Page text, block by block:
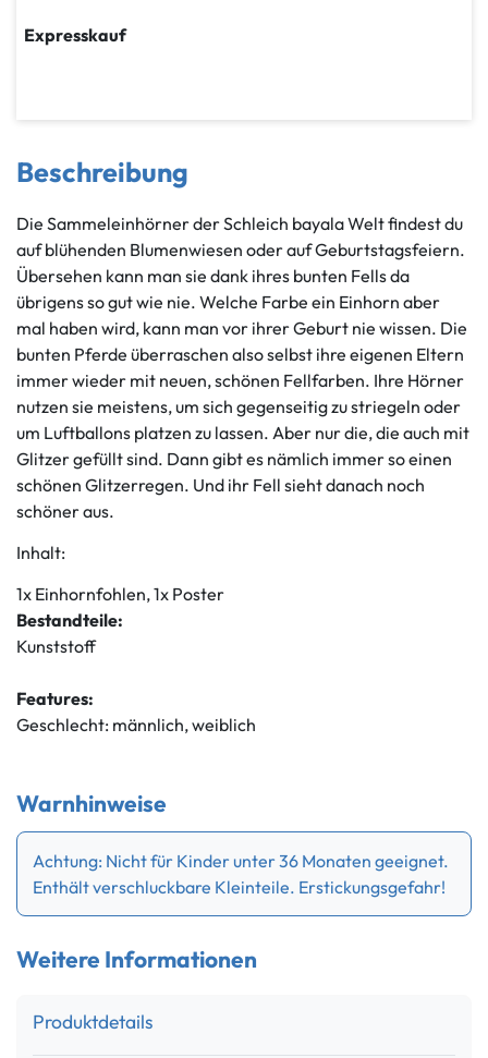
Expresskauf
Beschreibung
Die Sammeleinhörner der Schleich bayala Welt findest du
auf blühenden Blumenwiesen oder auf Geburtstagsfeiern.
Übersehen kann man sie dank ihres bunten Fells da
übrigens so gut wie nie. Welche Farbe ein Einhorn aber
mal haben wird, kann man vor ihrer Geburt nie wissen. Die
bunten Pferde überraschen also selbst ihre eigenen Eltern
immer wieder mit neuen, schönen Fellfarben. Ihre Hörner
nutzen sie meistens, um sich gegenseitig zu striegeln oder
um Luftballons platzen zu lassen. Aber nur die, die auch mit
Glitzer gefüllt sind. Dann gibt es nämlich immer so einen
schönen Glitzerregen. Und ihr Fell sieht danach noch
schöner aus.
Inhalt:
1x Einhornfohlen, 1x Poster
Bestandteile:
Kunststoff
Features:
Geschlecht: männlich, weiblich
Warnhinweise
Achtung: Nicht für Kinder unter 36 Monaten geeignet.
Enthält verschluckbare Kleinteile. Erstickungsgefahr!
Weitere Informationen
Produktdetails